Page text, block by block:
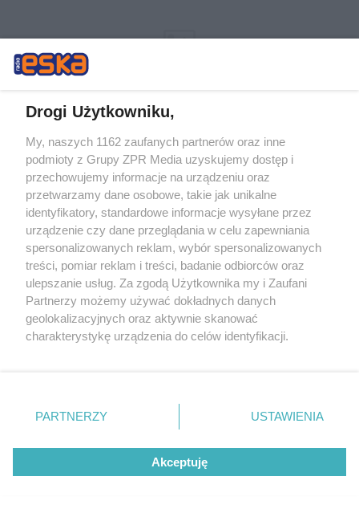
rozpowszechniany lub dalej rozpowszechniany w jakikolwiek sposób (w
Drogi Użytkowniku,
My, naszych 1162 zaufanych partnerów oraz inne
podmioty z Grupy ZPR Media uzyskujemy dostęp i
przechowujemy informacje na urządzeniu oraz
przetwarzamy dane osobowe, takie jak unikalne
identyfikatory, standardowe informacje wysyłane przez
urządzenie czy dane przeglądania w celu zapewniania
spersonalizowanych reklam, wybór spersonalizowanych
treści, pomiar reklam i treści, badanie odbiorców oraz
ulepszanie usług. Za zgodą Użytkownika my i Zaufani
Partnerzy możemy używać dokładnych danych
geolokalizacyjnych oraz aktywnie skanować
charakterystykę urządzenia do celów identyfikacji.
zmienić/wycofać klikając przycisk ustawień prywatności
znajdujący się w lewym dolnym rogu strony
rodzaje przetwarzania danych nie wymagają zgody
użytkownika, ale masz prawo sprzeciwić się takiemu
przetwarzaniu. Preferencje będą miały zastosowanie tylko
PARTNERZY USTAWIENIA
Akceptuję